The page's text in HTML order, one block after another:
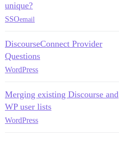
unique?
SSOemail
DiscourseConnect Provider
Questions
WordPress
Merging existing Discourse and
WP user lists
WordPress